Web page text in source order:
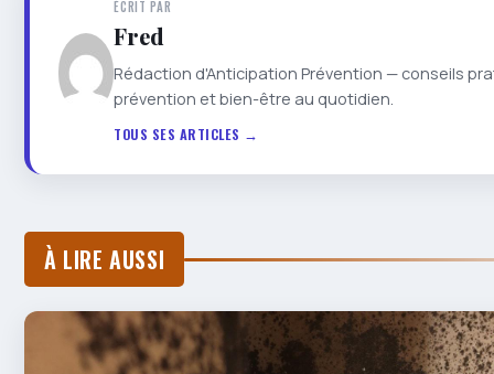
ÉCRIT PAR
Fred
Rédaction d'Anticipation Prévention — conseils
prévention et bien-être au quotidien.
TOUS SES ARTICLES →
À LIRE AUSSI